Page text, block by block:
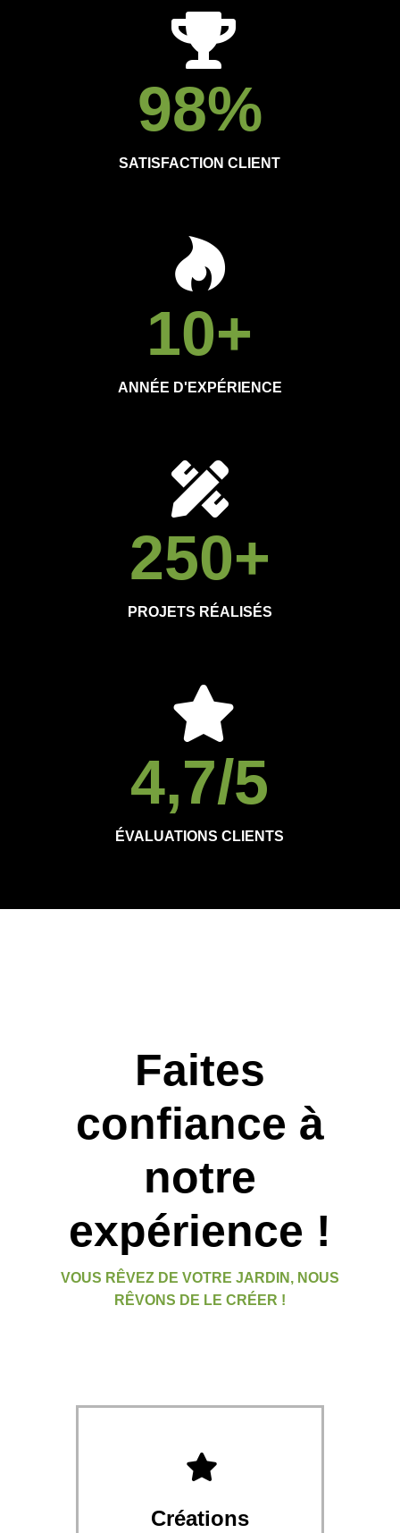
98%
SATISFACTION CLIENT
10+
ANNÉE D'EXPÉRIENCE
250+
PROJETS RÉALISÉS
4,7/5
ÉVALUATIONS CLIENTS
Faites
confiance à
notre
expérience !
VOUS RÊVEZ DE VOTRE JARDIN, NOUS
RÊVONS DE LE CRÉER !
Créations